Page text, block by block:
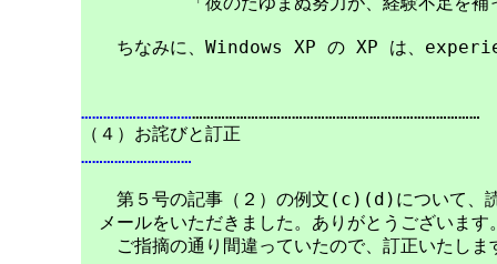
ちなみに、Windows XP の XP は、
………………………………………………………………………………………………
…………………………
第５号の記事（２）の例文(c)(d)について、読
メールをいただきました。ありがとうございます
ご指摘の通り間違っていたので、訂正いたしま